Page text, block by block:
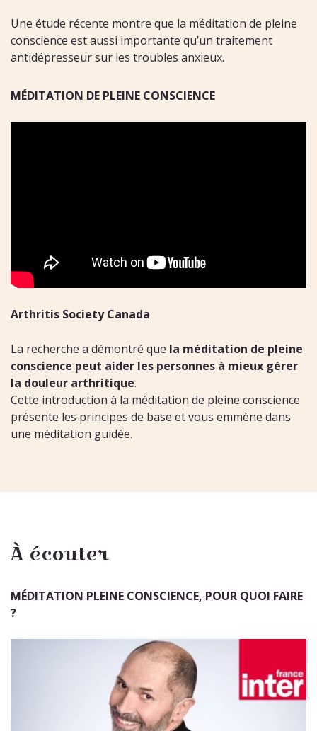
Une étude récente montre que la méditation de pleine
conscience est aussi importante qu’un traitement
antidépresseur sur les troubles anxieux.
MÉDITATION DE PLEINE CONSCIENCE
Arthritis Society Canada
La recherche a démontré que la méditation de pleine
conscience peut aider les personnes à mieux gérer
la douleur arthritique.
Cette introduction à la méditation de pleine conscience
présente les principes de base et vous emmène dans
une méditation guidée.
À écouter
MÉDITATION PLEINE CONSCIENCE, POUR QUOI FAIRE
?